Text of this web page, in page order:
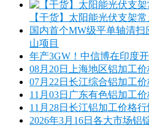
【干货】太阳能光伏支架
国内首个MW级平单轴清
山项目​
年产3GW！中信博在印度
08月20日上海地区铝加工
07月22日长江综合铝加工
11月03日广东有色铝加工
11月28日长江铝加工价格
2026年3月16日各大市场铝